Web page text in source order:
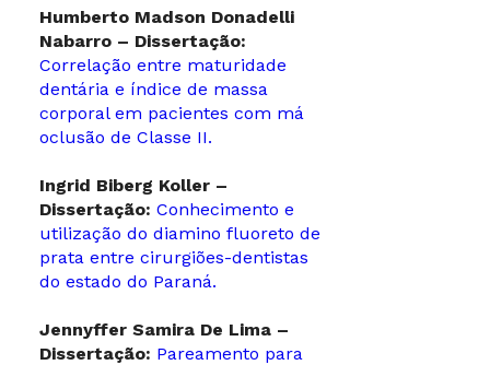
Humberto Madson Donadelli
Nabarro – Dissertação:
Correlação entre maturidade
dentária e índice de massa
corporal em pacientes com má
oclusão de Classe II.
Ingrid Biberg Koller –
Dissertação: Conhecimento e
utilização do diamino fluoreto de
prata entre cirurgiões-dentistas
do estado do Paraná.
Jennyffer Samira De Lima –
Dissertação: Pareamento para